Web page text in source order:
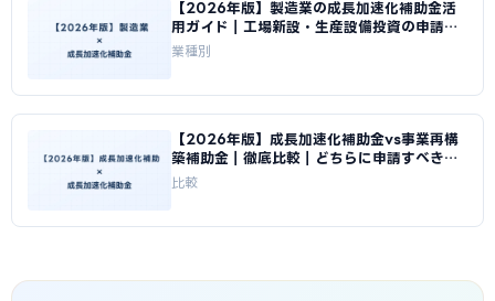
【2026年版】製造業の成長加速化補助金活
用ガイド｜工場新設・生産設備投資の申請戦
略｜成長加速化補助金ナビ
業種別
【2026年版】成長加速化補助金vs事業再構
築補助金｜徹底比較｜どちらに申請すべきか
｜成長加速化補助金ナビ
比較